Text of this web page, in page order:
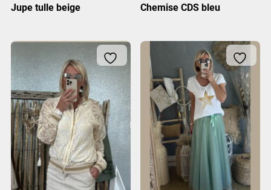
Jupe tulle beige Chemise CDS bleu